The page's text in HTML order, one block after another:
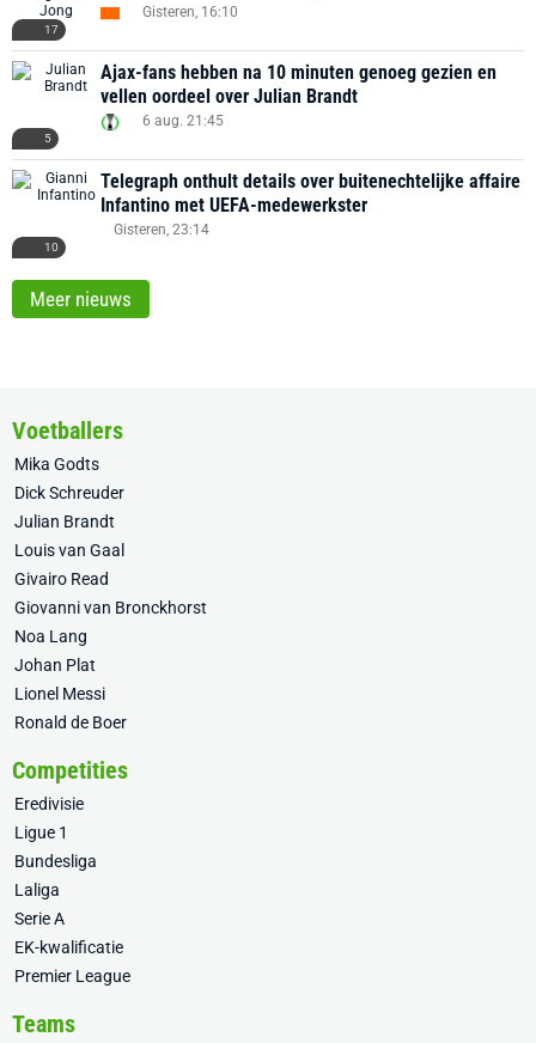
17
Gisteren, 16:10
5
Ajax-fans hebben na 10 minuten genoeg gezien en
vellen oordeel over Julian Brandt
6 aug. 21:45
10
Telegraph onthult details over buitenechtelijke affaire
Infantino met UEFA-medewerkster
Gisteren, 23:14
Meer nieuws
Voetballers
Mika Godts
Dick Schreuder
Julian Brandt
Louis van Gaal
Givairo Read
Giovanni van Bronckhorst
Noa Lang
Johan Plat
Lionel Messi
Ronald de Boer
Competities
Eredivisie
Ligue 1
Bundesliga
Laliga
Serie A
EK-kwalificatie
Premier League
Teams